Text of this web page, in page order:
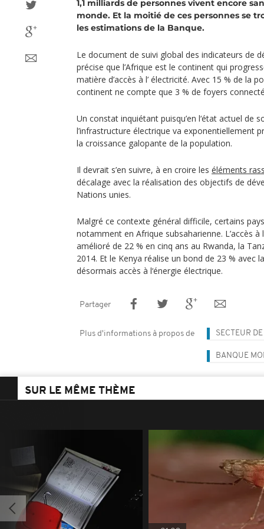
1,1 milliards de personnes vivent encore
monde. Et la moitié de ces personnes se
les estimations de la Banque.
Le document de suivi global des indicateurs de
précise que l’Afrique est le continent qui
matière d’accès à l’ électricité. Avec 15 % de la
continent ne compte que 3 % de foyers
Un constat inquiétant puisqu’en l‘état actuel de
l’infrastructure électrique va exponentiellement
la croissance galopante de la population.
Il devrait s’en suivre, à en croire les éléments
décalage avec la réalisation des objectifs de
Nations unies.
Malgré ce contexte général difficile, certains
notamment en Afrique subsaharienne. L’accès à
amélioré de 22 % en cinq ans au Rwanda, la
2014. Et le Kenya réalise un bond de 23 % avec
désormais accès à l‘énergie électrique.
Partager
Plus d'informations à propos de SECTEUR
BANQUE
SUR LE MÊME THÈME